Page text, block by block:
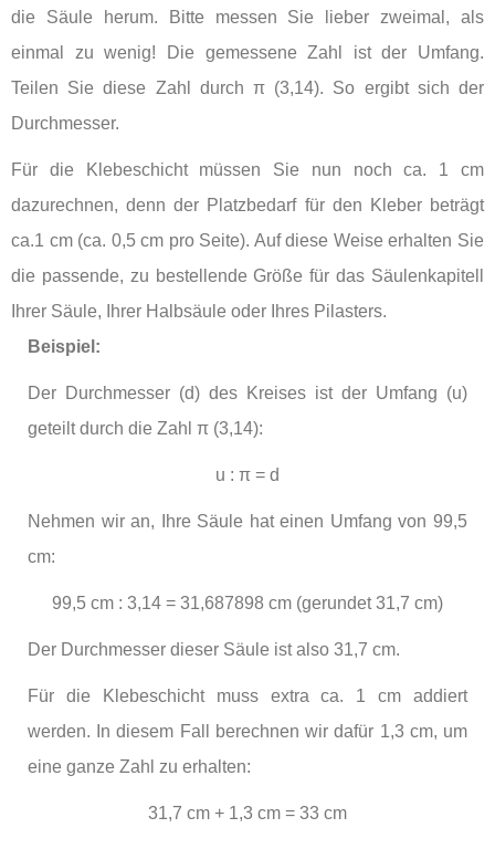
die Säule herum. Bitte messen Sie lieber zweimal, als
einmal zu wenig! Die gemessene Zahl ist der Umfang.
Teilen Sie diese Zahl durch π (3,14). So ergibt sich der
Durchmesser.
Für die Klebeschicht müssen Sie nun noch ca. 1 cm
dazurechnen, denn der Platzbedarf für den Kleber beträgt
ca.1 cm (ca. 0,5 cm pro Seite). Auf diese Weise erhalten Sie
die passende, zu bestellende Größe für das Säulenkapitell
Ihrer Säule, Ihrer Halbsäule oder Ihres Pilasters.
Beispiel:
Der Durchmesser (d) des Kreises ist der Umfang (u)
geteilt durch die Zahl π (3,14):
u : π = d
Nehmen wir an, Ihre Säule hat einen Umfang von 99,5
cm:
99,5 cm : 3,14 = 31,687898 cm (gerundet 31,7 cm)
Der Durchmesser dieser Säule ist also 31,7 cm.
Für die Klebeschicht muss extra ca. 1 cm addiert
werden. In diesem Fall berechnen wir dafür 1,3 cm, um
eine ganze Zahl zu erhalten:
31,7 cm + 1,3 cm = 33 cm